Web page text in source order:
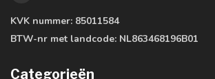
KVK nummer: 85011584
BTW-nr met landcode: NL863468196B01
Categorieën